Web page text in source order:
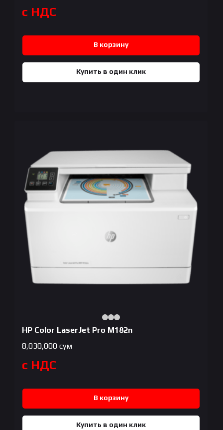
с НДС
В корзину
Купить в один клик
HP Color LaserJet Pro M182n
8,030,000 сум
с НДС
В корзину
Купить в один клик